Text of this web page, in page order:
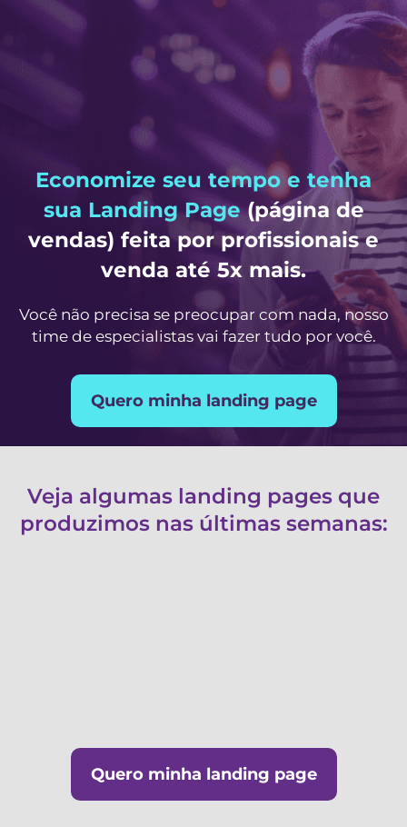
Economize seu tempo e tenha
sua Landing Page(página de
vendas) feita por profissionais e
venda até 5x mais.
Você não precisa se preocupar com nada, nosso
time de especialistas vai fazer tudo por você.
Quero minha landing page
Veja algumas landing pages que
produzimos nas últimas semanas:
Quero minha landing page